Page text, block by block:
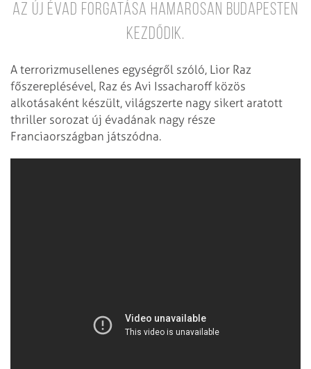
az új évad forgatása hamarosan Budapesten
kezdődik.
A terrorizmusellenes egységről szóló, Lior Raz
főszereplésével, Raz és Avi Issacharoff közös
alkotásaként készült, világszerte nagy sikert aratott
thriller sorozat új évadának nagy része
Franciaországban játszódna.